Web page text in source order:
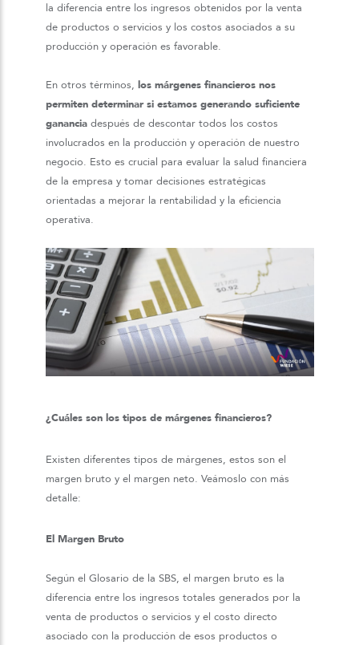
la diferencia entre los ingresos obtenidos por la venta
de productos o servicios y los costos asociados a su
producción y operación es favorable.
En otros términos, los márgenes financieros nos
permiten determinar si estamos generando suficiente
gananciadespués de descontar todos los costos
involucrados en la producción y operación de nuestro
negocio. Esto es crucial para evaluar la salud financiera
de la empresa y tomar decisiones estratégicas
orientadas a mejorar la rentabilidad y la eficiencia
operativa.
¿Cuáles son los tipos de márgenes financieros?
Existen diferentes tipos de márgenes, estos son el
margen bruto y el margen neto. Veámoslo con más
detalle:
El Margen Bruto
Según el Glosario de la SBS, el margen bruto es la
diferencia entre los ingresos totales generados por la
venta de productos o servicios y el costo directo
asociado con la producción de esos productos o